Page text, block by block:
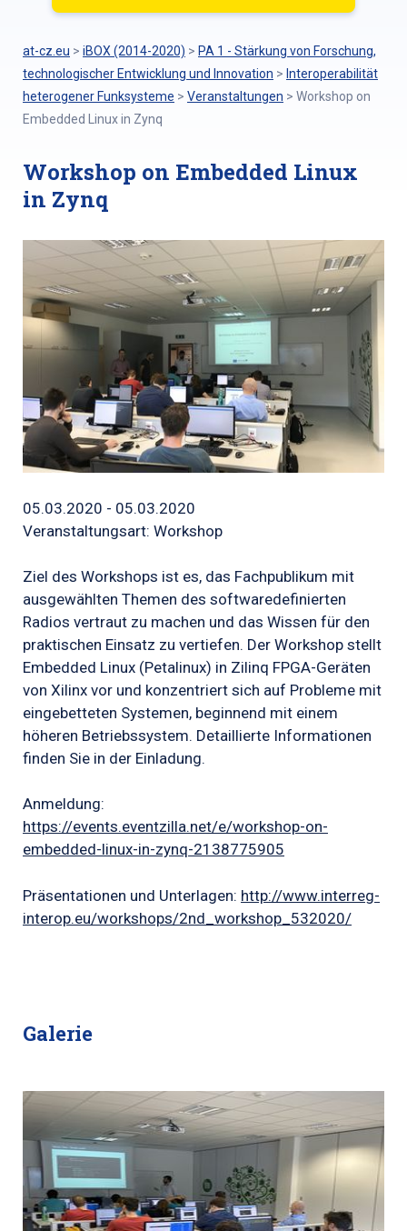
at-cz.eu > iBOX (2014-2020) > PA 1 - Stärkung von Forschung,
technologischer Entwicklung und Innovation > Interoperabilität
heterogener Funksysteme > Veranstaltungen > Workshop on
Embedded Linux in Zynq
Workshop on Embedded Linux
in Zynq
05.03.2020 - 05.03.2020
Veranstaltungsart: Workshop
Ziel des Workshops ist es, das Fachpublikum mit
ausgewählten Themen des softwaredefinierten
Radios vertraut zu machen und das Wissen für den
praktischen Einsatz zu vertiefen. Der Workshop stellt
Embedded Linux (Petalinux) in Zilinq FPGA-Geräten
von Xilinx vor und konzentriert sich auf Probleme mit
eingebetteten Systemen, beginnend mit einem
höheren Betriebssystem. Detaillierte Informationen
finden Sie in der Einladung.
Anmeldung:
https://events.eventzilla.net/e/workshop-on-
embedded-linux-in-zynq-2138775905
Präsentationen und Unterlagen: http://www.interreg-
interop.eu/workshops/2nd_workshop_532020/
Galerie